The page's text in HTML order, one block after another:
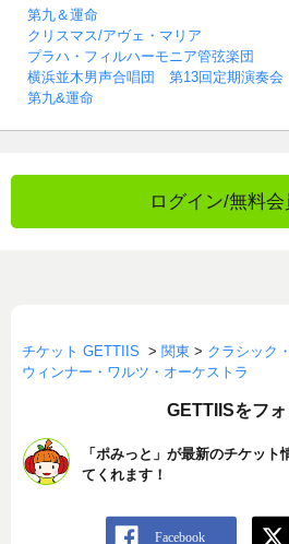
第九＆運命
クリスマス/アヴェ・マリア
プラハ・フィルハーモニア管弦楽団
横浜並木男声合唱団 第13回定期演奏会
第九&運命
ログイン/無料
チケット GETTIIS > 関東 > クラシック
ウィンナー・ワルツ・オーケストラ
GETTIISをフ
「ポみっと」が最新のチケット
てくれます！